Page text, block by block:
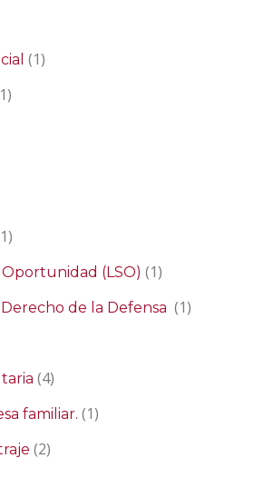
(1)
(LSO) (1)
de la Defensa (1)
(4)
familiar. (1)
(2)